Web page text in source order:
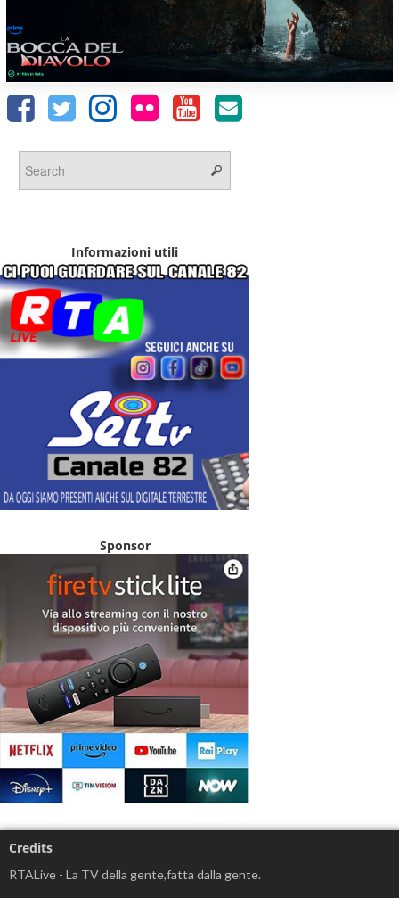
Informazioni utili
Sponsor
Credits
RTALive - La TV della gente,fatta dalla gente.